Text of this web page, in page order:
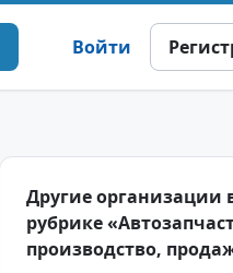
Войти
Другие организации
рубрике
производство,